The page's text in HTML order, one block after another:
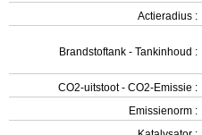
Actieradius :
Brandstoftank - Tankinhoud :
CO2-uitstoot - CO2-Emissie :
Emissienorm :